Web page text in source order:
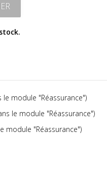
module "Réassurance")
le module "Réassurance")
module "Réassurance")